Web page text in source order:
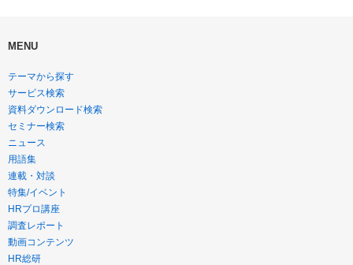
MENU
テーマから探す
サービス検索
資料ダウンロード検索
セミナー検索
ニュース
用語集
連載・対談
特集/イベント
HRプロ講座
調査レポート
動画コンテンツ
HR総研